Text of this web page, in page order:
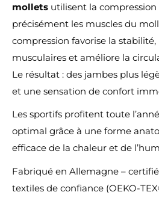
mollets utilisent la
précisément les muscles du
compression favorise la
musculaires et améliore la
Le résultat : des jambes plus
et une sensation de confort
Les sportifs profitent toute
optimal grâce à une forme
efficace de la chaleur et de
Fabriqué en Allemagne –
textiles de confiance (OEKO-